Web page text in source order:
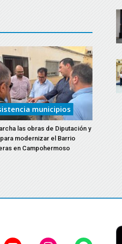
municipios
las obras de Diputación y
modernizar el Barrio
en Campohermoso